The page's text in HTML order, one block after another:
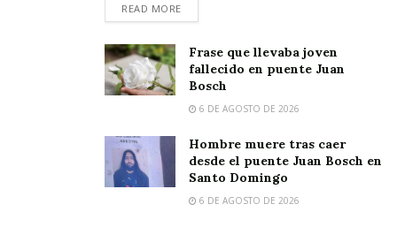
READ MORE
Frase que llevaba joven
fallecido en puente Juan
Bosch
6 DE AGOSTO DE 2026
Hombre muere tras caer
desde el puente Juan Bosch en
Santo Domingo
6 DE AGOSTO DE 2026